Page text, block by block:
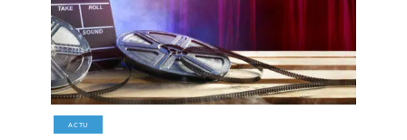
ACTU